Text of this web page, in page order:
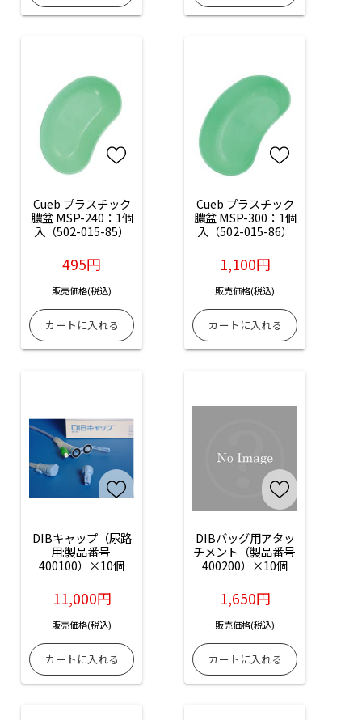
Cueb プラスチック
膿盆 MSP-240：1個
入（502-015-85）
495円
販売価格(税込)
Cueb プラスチック
膿盆 MSP-300：1個
入（502-015-86）
1,100円
販売価格(税込)
DIBキャップ（尿路
用:製品番号
400100）×10個
11,000円
販売価格(税込)
DIBバッグ用アタッ
チメント（製品番号
400200）×10個
1,650円
販売価格(税込)